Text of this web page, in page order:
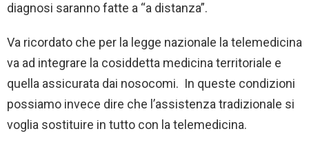
diagnosi saranno fatte a “a distanza”.
Va ricordato che per la legge nazionale la telemedicina
va ad integrare la cosiddetta medicina territoriale e
quella assicurata dai nosocomi. In queste condizioni
possiamo invece dire che l’assistenza tradizionale si
voglia sostituire in tutto con la telemedicina.